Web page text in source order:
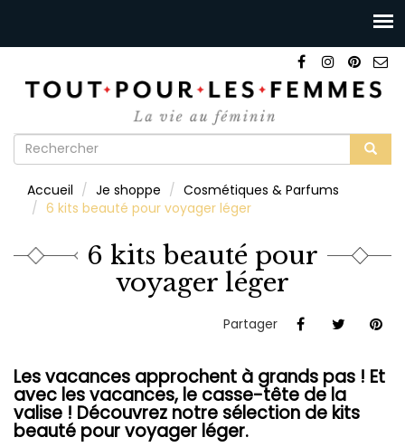
Formulaire
recherche
Accueil Je shoppe
Cosmétiques & Parfums
6 kits beauté pour voyager léger
6 kits beauté pour
voyager léger
Partager
Les vacances approchent à grands pas ! Et
avec les vacances, le casse-tête de la
valise ! Découvrez notre sélection de kits
beauté pour voyager léger.